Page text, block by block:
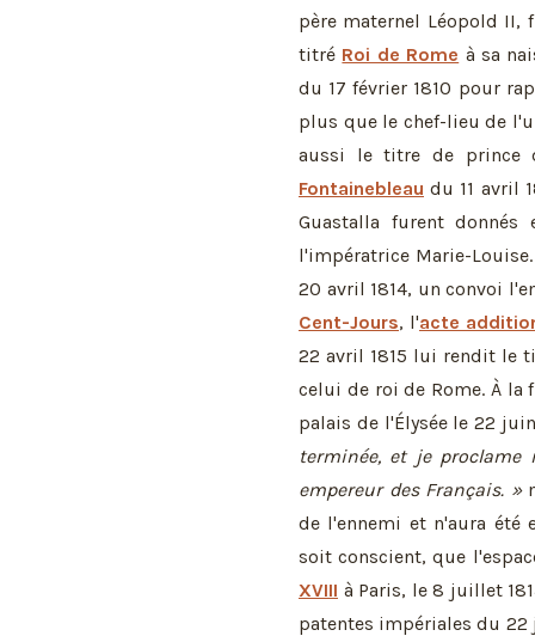
père maternel Léopold II,
titré Roi de Rome à sa
du 17 février 1810 pour
plus que le chef-lieu de
aussi le titre de prince
Fontainebleau du 11 avril
Guastalla furent
l'impératrice Marie-
20 avril 1814, un convoi
Cent-Jours, l'acte
22 avril 1815 lui rendit le
celui de roi de Rome. À la
palais de l'Élysée le 22
terminée, et je
empereur des Français. »
de l'ennemi et n'aura été
soit conscient, que
XVIII à Paris, le 8 juillet
patentes impériales du 22